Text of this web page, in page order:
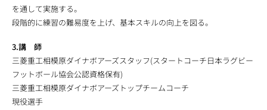
を通して実施する。
段階的に練習の難易度を上げ、基本スキルの向上を図る。
3.講 師
三菱重工相模原ダイナボアーズスタッフ(スタートコーチ日本ラグビー
フットボール協会公認資格保有)
三菱重工相模原ダイナボアーズトップチームコーチ
現役選手